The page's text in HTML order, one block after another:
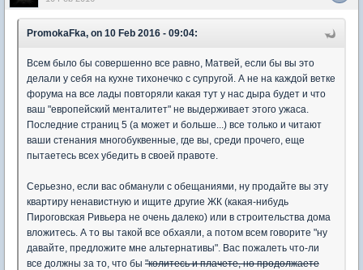
PromokaFka, on 10 Feb 2016 - 09:04:
Всем было бы совершенно все равно, Матвей, если бы вы это
делали у себя на кухне тихонечко с супругой. А не на каждой ветке
форума на все лады повторяли какая тут у нас дыра будет и что
ваш "европейский менталитет" не выдерживает этого ужаса.
Последние страниц 5 (а может и больше...) все только и читают
ваши стенания многобуквенные, где вы, среди прочего, еще
пытаетесь всех убедить в своей правоте.
Серьезно, если вас обманули с обещаниями, ну продайте вы эту
квартиру ненавистную и ищите другие ЖК (какая-нибудь
Пироговская Ривьера не очень далеко) или в строительства дома
вложитесь. А то вы такой все обхаяли, а потом всем говорите "ну
давайте, предложите мне альтернативы". Вас пожалеть что-ли
все должны за то, что бы "колитесь и плачете, но продолжаете